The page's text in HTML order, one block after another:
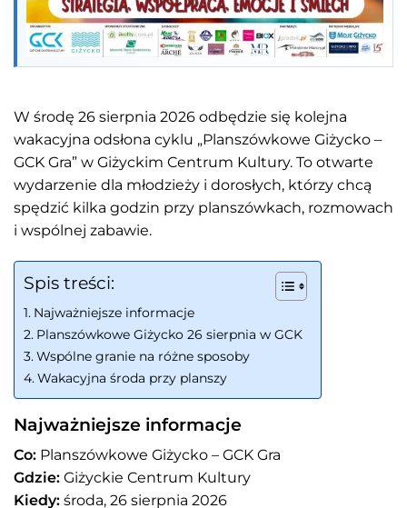
W środę 26 sierpnia 2026 odbędzie się kolejna
wakacyjna odsłona cyklu „Planszówkowe Giżycko –
GCK Gra” w Giżyckim Centrum Kultury. To otwarte
wydarzenie dla młodzieży i dorosłych, którzy chcą
spędzić kilka godzin przy planszówkach, rozmowach
i wspólnej zabawie.
Spis treści:
Najważniejsze informacje
Planszówkowe Giżycko 26 sierpnia w GCK
Wspólne granie na różne sposoby
Wakacyjna środa przy planszy
Najważniejsze informacje
Co: Planszówkowe Giżycko – GCK Gra
Gdzie: Giżyckie Centrum Kultury
Kiedy: środa, 26 sierpnia 2026